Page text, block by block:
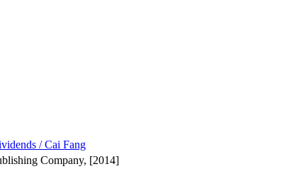
/ Cai Fang
Company, [2014]